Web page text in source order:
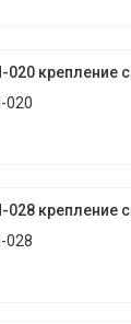
020
028 крепление
028